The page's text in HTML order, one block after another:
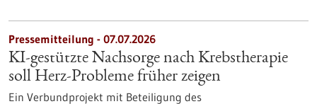
Pressemitteilung - 07.07.2026
KI-gestützte Nachsorge nach Krebstherapie
soll Herz-Probleme früher zeigen
Ein Verbundprojekt mit Beteiligung des